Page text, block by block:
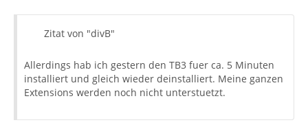
Zitat von "divB"
Allerdings hab ich gestern den TB3 fuer ca. 5 Minuten
installiert und gleich wieder deinstalliert. Meine ganzen
Extensions werden noch nicht unterstuetzt.